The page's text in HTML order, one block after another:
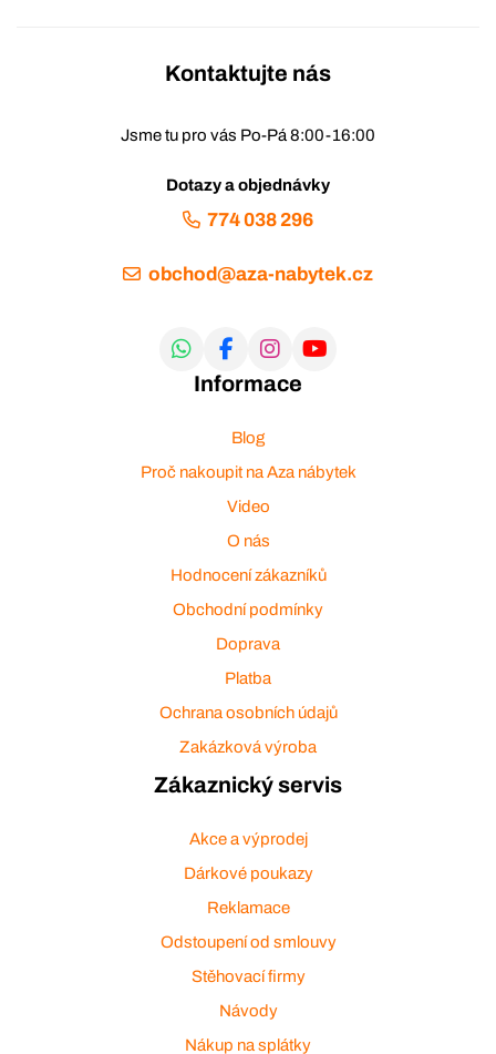
Kontaktujte nás
Jsme tu pro vás Po-Pá 8:00-16:00
Dotazy a objednávky
774 038 296
obchod@aza-nabytek.cz
Informace
Blog
Proč nakoupit na Aza nábytek
Video
O nás
Hodnocení zákazníků
Obchodní podmínky
Doprava
Platba
Ochrana osobních údajů
Zakázková výroba
Zákaznický servis
Akce a výprodej
Dárkové poukazy
Reklamace
Odstoupení od smlouvy
Stěhovací firmy
Návody
Nákup na splátky